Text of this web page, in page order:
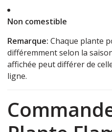
Non comestible
Remarque: Chaque plante
différemment selon la
affichée peut différer de
ligne.